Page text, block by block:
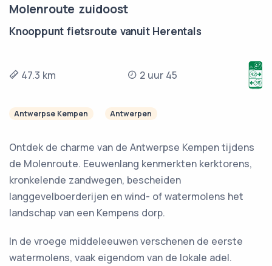
Molenroute zuidoost
Knooppunt fietsroute vanuit Herentals
47.3 km 2 uur 45
Antwerpse Kempen Antwerpen
Ontdek de charme van de Antwerpse Kempen tijdens
de Molenroute. Eeuwenlang kenmerkten kerktorens,
kronkelende zandwegen, bescheiden
langgevelboerderijen en wind- of watermolens het
landschap van een Kempens dorp.
In de vroege middeleeuwen verschenen de eerste
watermolens, vaak eigendom van de lokale adel.